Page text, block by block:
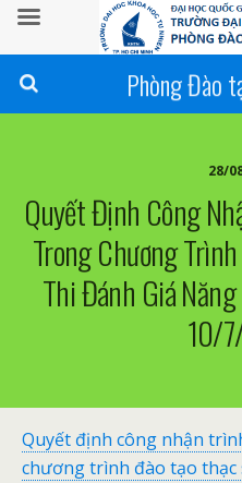
Phòng Đào
28/
Quyết Định Công
Trong Chương
Thi Đánh Giá
10/
Quyết định công nhận
chương trình đào tạo